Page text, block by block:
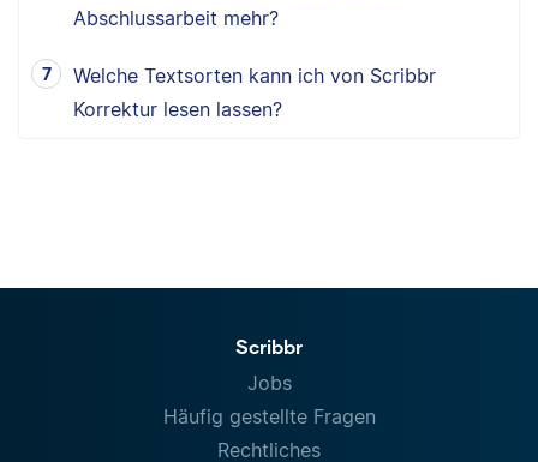
Abschlussarbeit mehr?
Welche Textsorten kann ich von Scribbr
Korrektur lesen lassen?
Scribbr
Jobs
Häufig gestellte Fragen
Rechtliches